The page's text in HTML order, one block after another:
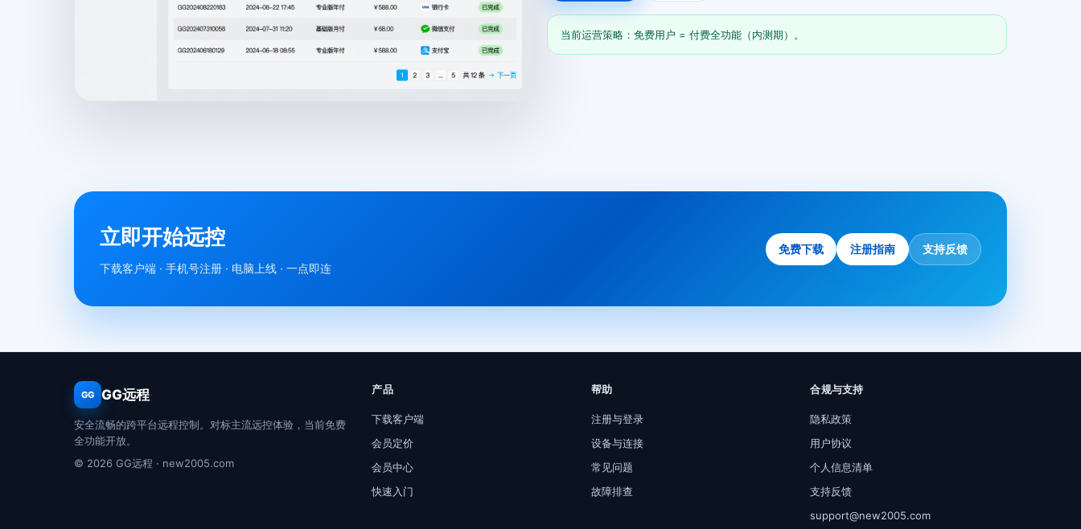
当前运营策略：免费用户 = 付费全功能（内测期）。
立即开始远控
下载客户端 · 手机号注册 · 电脑上线 · 一点即连
免费下载 注册指南 支持反馈
GG GG远程
安全流畅的跨平台远程控制。对标主流远控体验，当前免费
全功能开放。
© 2026 GG远程 · new2005.com
产品
下载客户端
会员定价
会员中心
快速入门
帮助
注册与登录
设备与连接
常见问题
故障排查
合规与支持
隐私政策
用户协议
个人信息清单
支持反馈
support@new2005.com